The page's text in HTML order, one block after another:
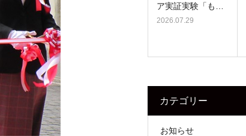
ア実証実験「も…
2026.07.29
カテゴリー
お知らせ